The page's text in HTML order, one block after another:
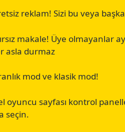
reklam! Sizi bu veya
makale! Üye olmayanlar
asla durmaz
mod ve klasik mod!
oyuncu sayfası kontrol
seçin.